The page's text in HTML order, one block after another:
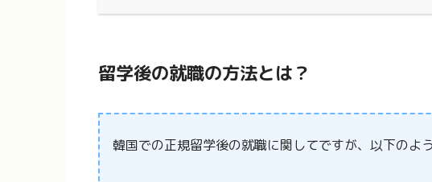
留学後の就職の方法とは？
韓国での正規留学後の就職に関してですが、以下のよ